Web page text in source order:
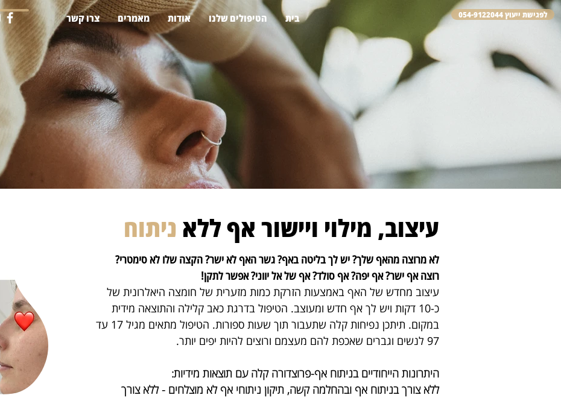
לפגישת ייעוץ 054-9122044 בית הטיפולים שלנו אודות מאמרים צרו קשר
עיצוב, מילוי ויישור אףללא ניתוח
לא מרוצה מהאף שלך? יש לך בליטה באף? גשר האף לא ישר? הקצה שלו לא סימטרי?
רוצה אף ישר? אף יפה? אף סולד? אף של אל יווני? אפשר לתקן!
עיצוב מחדש של האף באמצעות הזרקת כמות מזערית של חומצה היאלרונית של
כ-10 דקות ויש לך אף חדש ומעוצב.
הטיפול בדרגת כאב קלילה והתוצאה מידית
במקום. תיתכן נפיחות קלה שתעבור תוך שעות ספורות.
הטיפול מתאים מגיל 17 עד
97 לנשים וגברים שאכפת להם מעצמם ורוצים להיות יפים יותר.
היתרונות הייחודיים בניתוח אף-פרוצדורה קלה עם תוצאות מידיות:
ללא צורך בניתוח אף ובהחלמה קשה, תיקון ניתוחי אף לא מוצלחים - ללא צורך